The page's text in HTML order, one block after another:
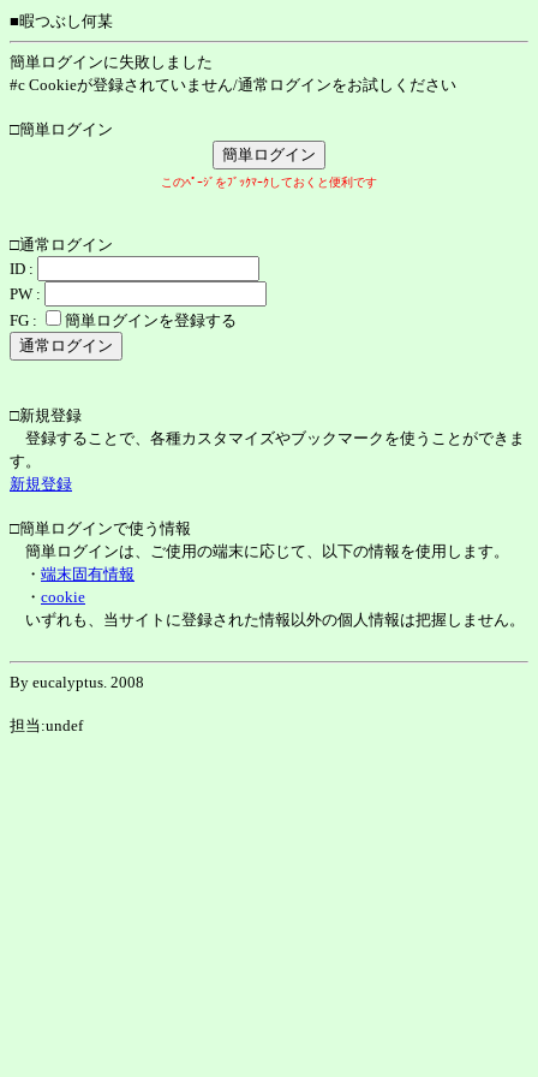
■暇つぶし何某
簡単ログインに失敗しました
#c Cookieが登録されていません/通常ログインをお試しください
□簡単ログイン
このﾍﾟｰｼﾞをﾌﾞｯｸﾏｰｸしておくと便利です
□通常ログイン
ID :
PW :
FG :
簡単ログインを登録する
□新規登録
登録することで、各種カスタマイズやブックマークを使うことができま
す。
新規登録
□簡単ログインで使う情報
簡単ログインは、ご使用の端末に応じて、以下の情報を使用します。
・ 端末固有情報
・ cookie
いずれも、当サイトに登録された情報以外の個人情報は把握しません。
By eucalyptus. 2008
担当:undef